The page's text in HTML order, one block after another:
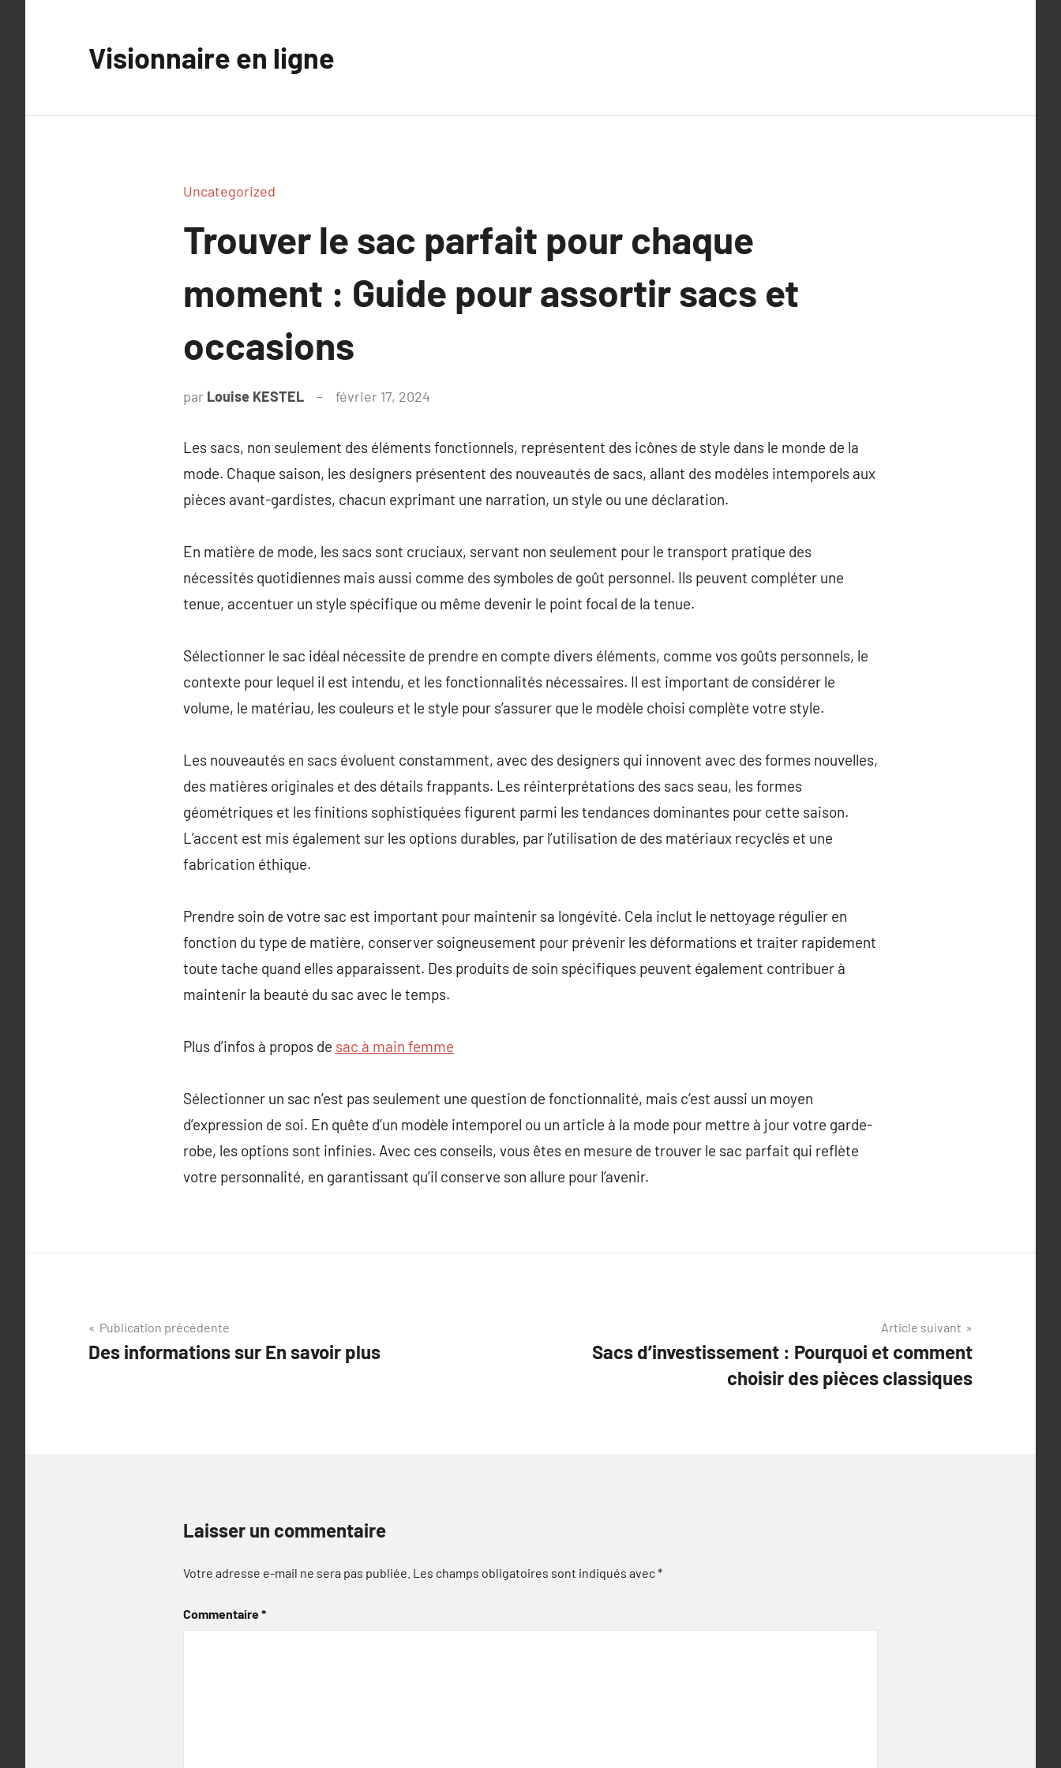
Visionnaire en ligne
Uncategorized
Trouver le sac parfait pour chaque
moment : Guide pour assortir sacs et
occasions
par Louise KESTEL février 17, 2024
Les sacs, non seulement des éléments fonctionnels, représentent des icônes de style dans le monde de la
mode. Chaque saison, les designers présentent des nouveautés de sacs, allant des modèles intemporels aux
pièces avant-gardistes, chacun exprimant une narration, un style ou une déclaration.
En matière de mode, les sacs sont cruciaux, servant non seulement pour le transport pratique des
nécessités quotidiennes mais aussi comme des symboles de goût personnel. Ils peuvent compléter une
tenue, accentuer un style spécifique ou même devenir le point focal de la tenue.
Sélectionner le sac idéal nécessite de prendre en compte divers éléments, comme vos goûts personnels, le
contexte pour lequel il est intendu, et les fonctionnalités nécessaires. Il est important de considérer le
volume, le matériau, les couleurs et le style pour s’assurer que le modèle choisi complète votre style.
Les nouveautés en sacs évoluent constamment, avec des designers qui innovent avec des formes nouvelles,
des matières originales et des détails frappants. Les réinterprétations des sacs seau, les formes
géométriques et les finitions sophistiquées figurent parmi les tendances dominantes pour cette saison.
L’accent est mis également sur les options durables, par l’utilisation de des matériaux recyclés et une
fabrication éthique.
Prendre soin de votre sac est important pour maintenir sa longévité. Cela inclut le nettoyage régulier en
fonction du type de matière, conserver soigneusement pour prévenir les déformations et traiter rapidement
toute tache quand elles apparaissent. Des produits de soin spécifiques peuvent également contribuer à
maintenir la beauté du sac avec le temps.
Plus d’infos à propos de sac à main femme
Sélectionner un sac n’est pas seulement une question de fonctionnalité, mais c’est aussi un moyen
d’expression de soi. En quête d’un modèle intemporel ou un article à la mode pour mettre à jour votre garde-
robe, les options sont infinies. Avec ces conseils, vous êtes en mesure de trouver le sac parfait qui reflète
votre personnalité, en garantissant qu’il conserve son allure pour l’avenir.
Navigation
de
Publication précédente
Des informations sur En savoir plus
Article suivant
Sacs d’investissement : Pourquoi et comment
choisir des pièces classiques
Laisser un commentaire
Votre adresse e-mail ne sera pas publiée. Les champs obligatoires sont indiqués avec*
Commentaire*